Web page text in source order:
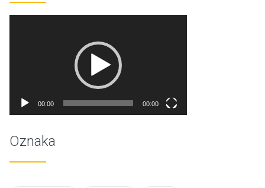
00:00 00:00
Oznaka